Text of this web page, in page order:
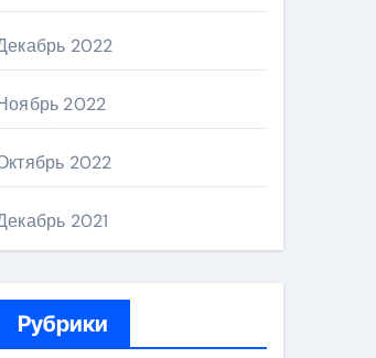
2022
2022
2022
2021
Рубрики